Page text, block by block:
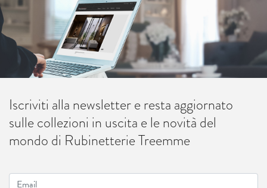
Iscriviti alla newsletter e resta aggiornato
sulle collezioni in uscita e le novità del
mondo di Rubinetterie Treemme